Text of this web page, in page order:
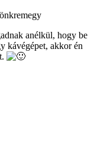
anélkül, hogy be
kávégépet, akkor én